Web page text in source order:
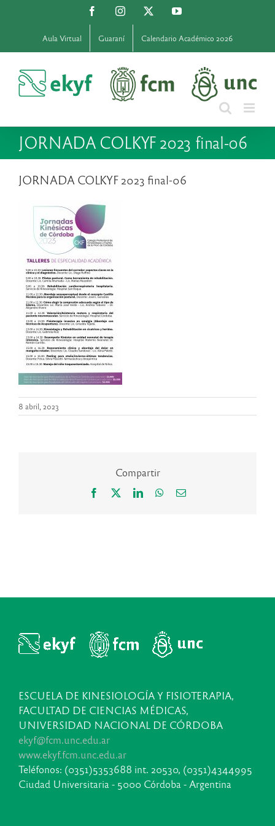
FacebookInstagram YouTube
Aula Virtual Guaraní Calendario Académico 2026
JORNADA COLKYF 2023 final-06
JORNADA COLKYF 2023 final-06
8 abril, 2023
Compartir
Facebook LinkedInWhatsApp
Correo
ESCUELA DE KINESIOLOGÍA Y FISIOTERAPIA,
FACULTAD DE CIENCIAS MÉDICAS,
UNIVERSIDAD NACIONAL DE CÓRDOBA
ekyf@fcm.unc.edu.ar
www.ekyf.fcm.unc.edu.ar
Teléfonos: (0351)5353688 int. 20530, (0351)4344995
Ciudad Universitaria - 5000 Córdoba - Argentina